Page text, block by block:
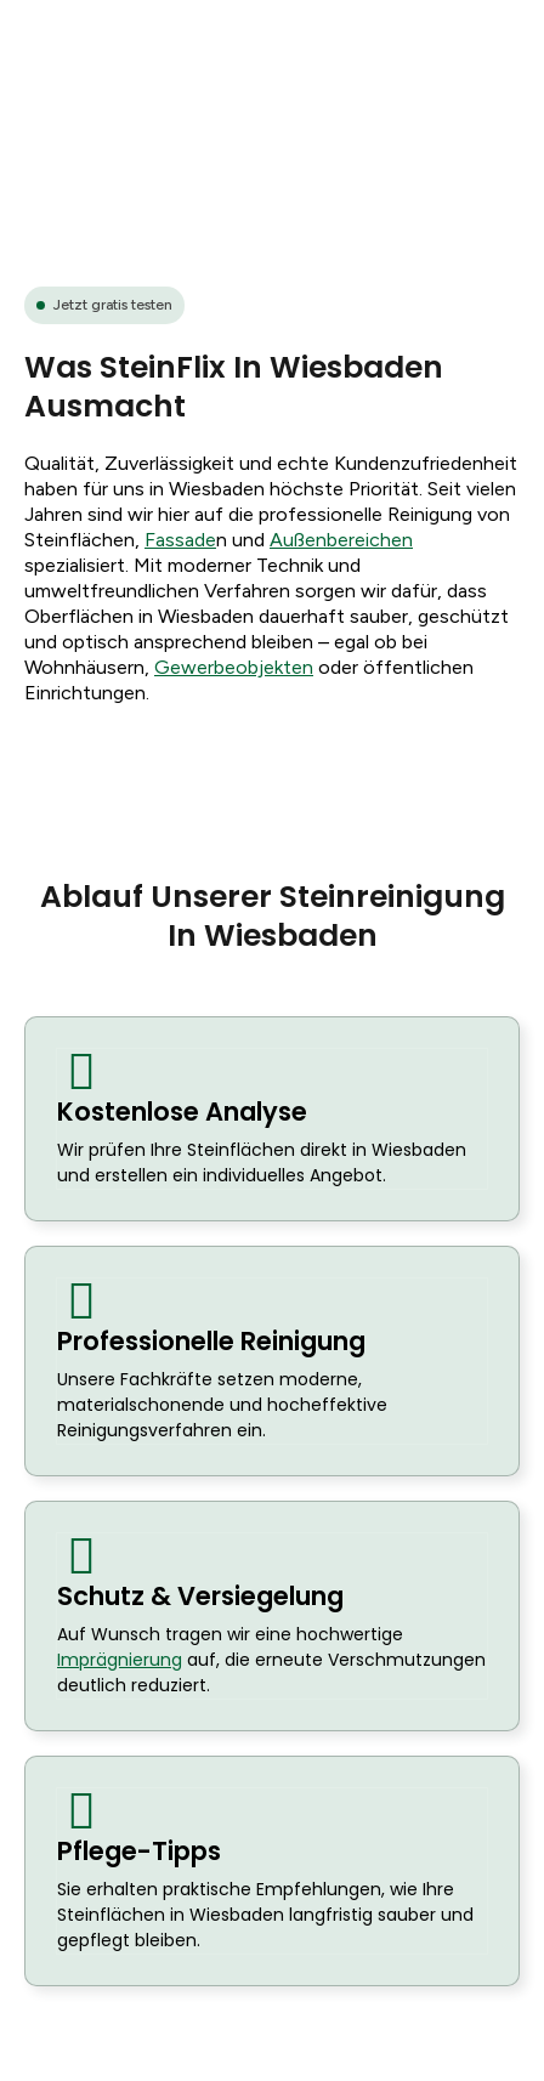
Jetzt gratis testen
Was SteinFlix In Wiesbaden
Ausmacht
Qualität, Zuverlässigkeit und echte Kundenzufriedenheit
haben für uns in Wiesbaden höchste Priorität. Seit vielen
Jahren sind wir hier auf die professionelle Reinigung von
Steinflächen, Fassaden und Außenbereichen
spezialisiert. Mit moderner Technik und
umweltfreundlichen Verfahren sorgen wir dafür, dass
Oberflächen in Wiesbaden dauerhaft sauber, geschützt
und optisch ansprechend bleiben – egal ob bei
Wohnhäusern, Gewerbeobjekten oder öffentlichen
Einrichtungen.
Ablauf Unserer Steinreinigung
In Wiesbaden
Kostenlose Analyse
Wir prüfen Ihre Steinflächen direkt in Wiesbaden
und erstellen ein individuelles Angebot.
Professionelle Reinigung
Unsere Fachkräfte setzen moderne,
materialschonende und hocheffektive
Reinigungsverfahren ein.
Schutz & Versiegelung
Auf Wunsch tragen wir eine hochwertige
Imprägnierung auf, die erneute Verschmutzungen
deutlich reduziert.
Pflege-Tipps
Sie erhalten praktische Empfehlungen, wie Ihre
Steinflächen in Wiesbaden langfristig sauber und
gepflegt bleiben.